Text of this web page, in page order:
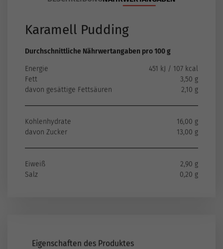
Karamell Pudding
Durchschnittliche Nährwertangaben pro 100 g
Energie
451 kJ / 107 kcal
Fett
3,50 g
davon gesättige Fettsäuren
2,10 g
Kohlenhydrate
16,00 g
davon Zucker
13,00 g
Eiweiß
2,90 g
Salz
0,20 g
Eigenschaften des Produktes